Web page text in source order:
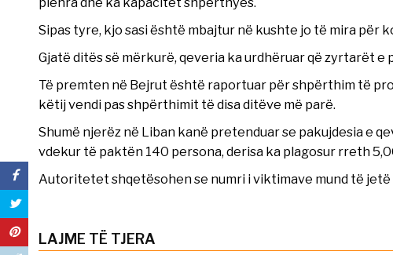
Sipas tyre, kjo sasi është mbajtur në kushte jo të mira për
Gjatë ditës së mërkurë, qeveria ka urdhëruar që zyrtarët
Të premten në Bejrut është raportuar për shpërthim të
këtij vendi pas shpërthimit të disa ditëve më parë.
Shumë njerëz në Liban kanë pretenduar se pakujdesia e
vdekur të paktën 140 persona, derisa ka plagosur rreth
Autoritetet shqetësohen se numri i viktimave mund të jetë
LAJME TË TJERA